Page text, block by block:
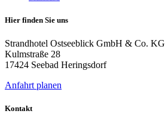
Hier finden Sie uns
Strandhotel Ostseeblick GmbH & Co. KG
Kulmstraße 28
17424 Seebad Heringsdorf
Anfahrt planen
Kontakt